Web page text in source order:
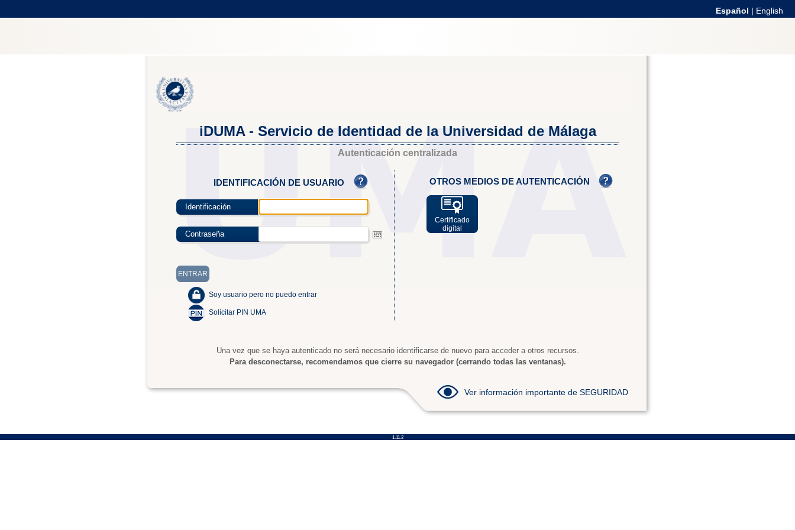
Español | English
iDUMA - Servicio de Identidad de la Universidad de Málaga
Autenticación centralizada
IDENTIFICACIÓN DE USUARIO
Identificación
Contraseña
Soy usuario pero no puedo entrar
Solicitar PIN UMA
OTROS MEDIOS DE AUTENTICACIÓN
Certificado
digital
Una vez que se haya autenticado no será necesario identificarse de nuevo para acceder a otros recursos.
Para desconectarse, recomendamos que cierre su navegador (cerrando todas las ventanas).
Ver información importante de SEGURIDAD
1.11.2